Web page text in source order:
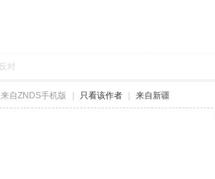
反对
来自ZNDS手机版 只看该作者 来自新疆